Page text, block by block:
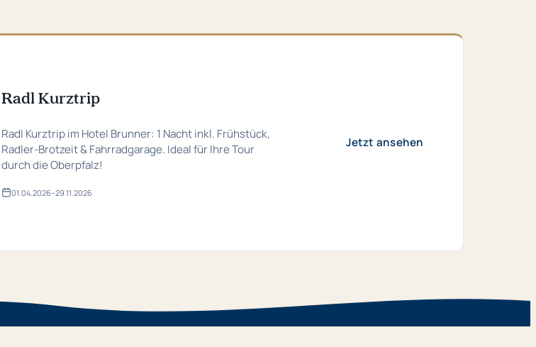
Radl Kurztrip
Radl Kurztrip im Hotel Brunner: 1 Nacht inkl. Frühstück,
Radler-Brotzeit & Fahrradgarage. Ideal für Ihre Tour
durch die Oberpfalz!
01.​04.​2026–29.​11.​2026
Gültig
bis
Jetzt ansehen